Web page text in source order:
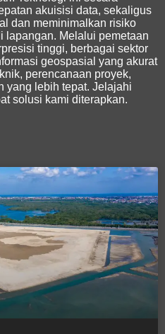
akuisisi data, sekaligus
dan meminimalkan risiko
lapangan. Melalui pemetaan
tinggi, berbagai sektor
geospasial yang akurat
perencanaan proyek,
yang lebih tepat. Jelajahi
solusi kami diterapkan.